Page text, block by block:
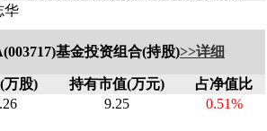
华
基金投资组合(持股)>>详细
万股) 持有市值(万元)
占净值比
9.25 0.51%